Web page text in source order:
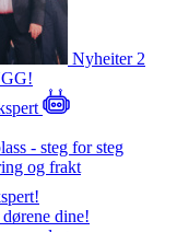
Nyheiter 2
- steg for steg
og frakt
dine!